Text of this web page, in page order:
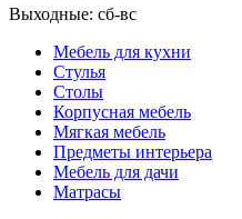
Выходные: сб-вc
Мебель для кухни
Стулья
Столы
Корпусная мебель
Мягкая мебель
Предметы интерьера
Мебель для дачи
Матраcы